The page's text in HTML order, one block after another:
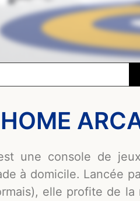
une console de
à domicile. Lancée
elle profite de